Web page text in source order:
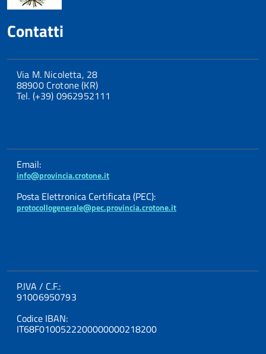
Contatti
Via M. Nicoletta, 28
88900 Crotone (KR)
Tel. (+39) 0962952111
Email:
info@provincia.crotone.it
Posta Elettronica Certificata (PEC):
protocollogenerale@pec.provincia.crotone.it
P.IVA / C.F.:
91006950793
Codice IBAN:
IT68F0100522200000000218200